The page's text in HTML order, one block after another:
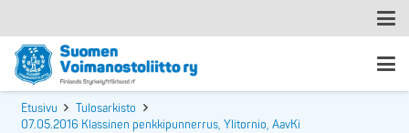
Etusivu
Tulosarkisto
07.05.2016 Klassinen penkkipunnerrus, Ylitornio, AavKi